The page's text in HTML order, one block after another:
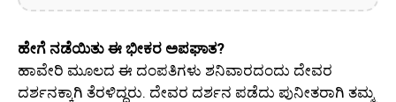
ಹೇಗೆ ನಡೆಯಿತು ಈ ಭೀಕರ ಅಪಘಾತ?
ಹಾವೇರಿ ಮೂಲದ ಈ ದಂಪತಿಗಳು ಶನಿವಾರದಂದು ದೇವರ
ದರ್ಶನಕ್ಕಾಗಿ ತೆರಳಿದ್ದರು. ದೇವರ ದರ್ಶನ ಪಡೆದು ಪುನೀತರಾಗಿ ತಮ್ಮ